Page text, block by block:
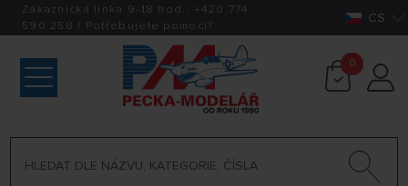
Zákaznická linka 9-18 hod.: +420 774
590 258 | Potřebujete pomoci? CS
0